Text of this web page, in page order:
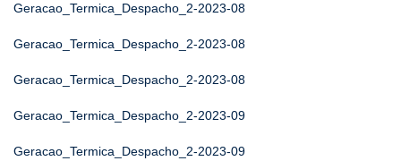
Geracao_Termica_Despacho_2-2023-08
Geracao_Termica_Despacho_2-2023-08
Geracao_Termica_Despacho_2-2023-08
Geracao_Termica_Despacho_2-2023-09
Geracao_Termica_Despacho_2-2023-09